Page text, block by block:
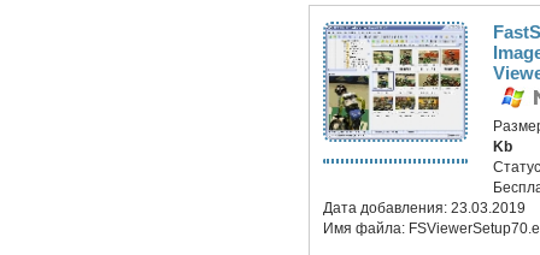
Kb
Дата добавления:23.03.2019
Имя файла: